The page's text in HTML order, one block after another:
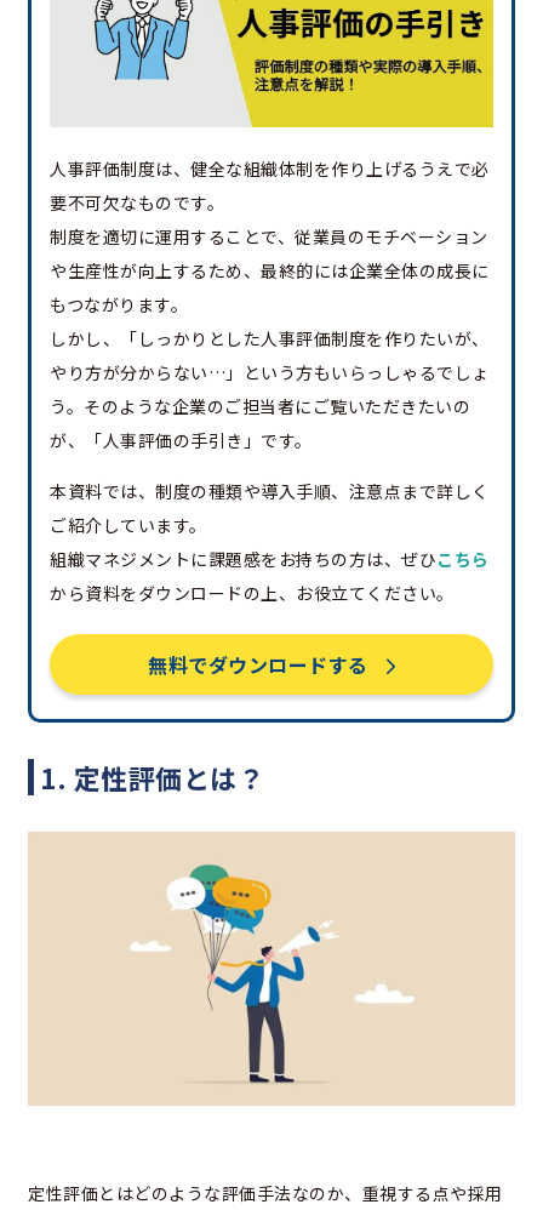
人事評価制度は、健全な組織体制を作り上げるうえで必
要不可欠なものです。
制度を適切に運用することで、従業員のモチベーション
や生産性が向上するため、最終的には企業全体の成長に
もつながります。
しかし、「しっかりとした人事評価制度を作りたいが、
やり方が分からない…」という方もいらっしゃるでしょ
う。そのような企業のご担当者にご覧いただきたいの
が、「人事評価の手引き」です。
本資料では、制度の種類や導入手順、注意点まで詳しく
ご紹介しています。
組織マネジメントに課題感をお持ちの方は、ぜひこちら
から資料をダウンロードの上、お役立てください。
無料でダウンロードする
1. 定性評価とは？
定性評価とはどのような評価手法なのか、重視する点や採用